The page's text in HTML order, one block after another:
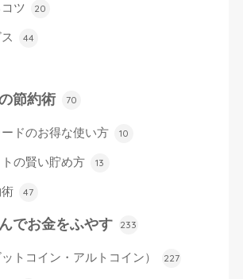
ツ 20
44
節約術 70
ドのお得な使い方 10
の賢い貯め方 13
47
でお金をふやす 233
トコイン・アルトコイン） 227